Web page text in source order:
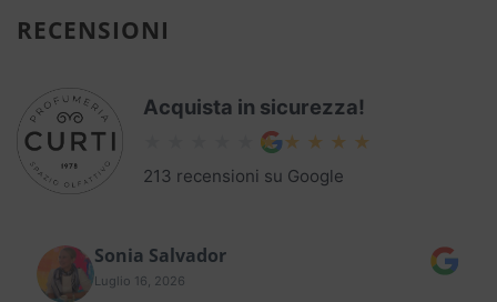
RECENSIONI
Acquista in sicurezza!
213 recensioni su Google
Sonia Salvador
Luglio 16, 2026